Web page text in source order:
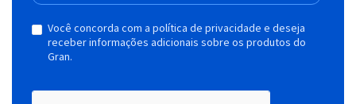
Você concorda com a política de privacidade e deseja
receber informações adicionais sobre os produtos do
Gran.